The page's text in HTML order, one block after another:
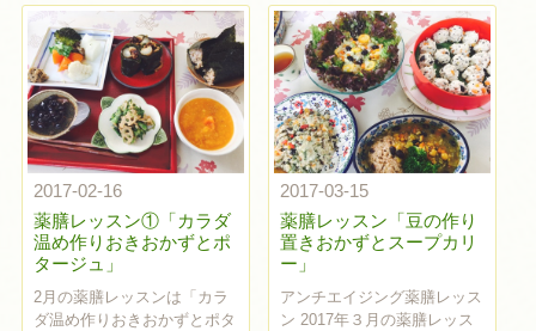
2017-02-16
薬膳レッスン①「カラダ
温め作りおきおかずとポ
タージュ」
2月の薬膳レッスンは「カラ
ダ温め作りおきおかずとポタ
2017-03-15
薬膳レッスン「豆の作り
置きおかずとスープカリ
ー」
アンチエイジング薬膳レッス
ン 2017年３月の薬膳レッス